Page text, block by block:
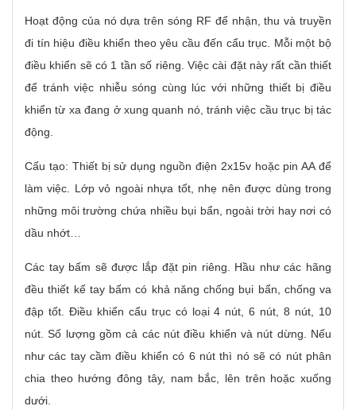
Hoạt động của nó dựa trên sóng RF để nhận, thu và truyền
đi tín hiệu điều khiển theo yêu cầu đến cẩu trục. Mỗi một bộ
điều khiển sẽ có 1 tần số riêng. Việc cài đặt này rất cần thiết
để tránh việc nhiễu sóng cùng lúc với những thiết bị điều
khiển từ xa đang ở xung quanh nó, tránh việc cầu trục bị tác
động.
Cấu tạo: Thiết bị sử dụng nguồn điện 2x15v hoặc pin AA để
làm việc. Lớp vỏ ngoài nhựa tốt, nhẹ nên được dùng trong
những môi trường chứa nhiều bụi bẩn, ngoài trời hay nơi có
dầu nhớt…
Các tay bấm sẽ được lắp đặt pin riêng. Hầu như các hãng
đều thiết kế tay bấm có khả năng chống bụi bẩn, chống va
đập tốt. Điều khiển cẩu trục có loại 4 nút, 6 nút, 8 nút, 10
nút. Số lượng gồm cả các nút điều khiển và nút dừng. Nếu
như các tay cầm điều khiển có 6 nút thì nó sẽ có nút phân
chia theo hướng đông tây, nam bắc, lên trên hoặc xuống
dưới.